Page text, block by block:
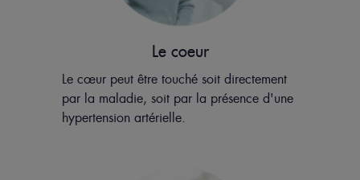
Le coeur
Le cœur peut être touché soit directement
par la maladie, soit par la présence d'une
hypertension artérielle.